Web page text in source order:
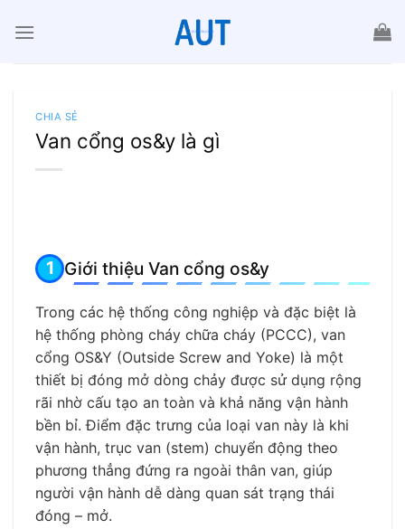
đến
CHIA SẺ
Van cổng os&y là gì
Giới thiệu Van cổng os&y
Trong các hệ thống công nghiệp và đặc biệt là
hệ thống phòng cháy chữa cháy (PCCC), van
cổng OS&Y (Outside Screw and Yoke) là một
thiết bị đóng mở dòng chảy được sử dụng rộng
rãi nhờ cấu tạo an toàn và khả năng vận hành
bền bỉ. Điểm đặc trưng của loại van này là khi
vận hành, trục van (stem) chuyển động theo
phương thẳng đứng ra ngoài thân van, giúp
người vận hành dễ dàng quan sát trạng thái
đóng – mở.